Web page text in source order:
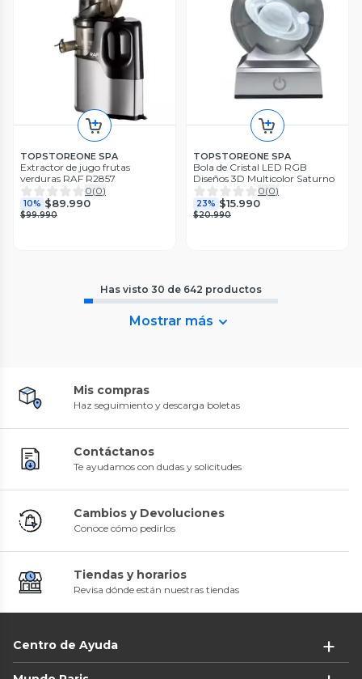
TOPSTOREONE SPA
Extractor de jugo frutas
verduras RAF R2857
0(0)
10% $89.990
$99.990
TOPSTOREONE SPA
Bola de Cristal LED RGB
Diseños 3D Multicolor Saturno
0(0)
23% $15.990
$20.990
Has visto 30 de 642 productos
Mostrar más
Mis compras
Haz seguimiento y descarga boletas
Contáctanos
Te ayudamos con dudas y solicitudes
Cambios y Devoluciones
Conoce cómo pedirlos
Tiendas y horarios
Revisa dónde están nuestras tiendas
Centro de Ayuda